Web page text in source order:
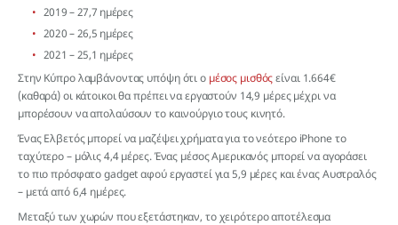
2019 – 27,7 ημέρες
2020 – 26,5 ημέρες
2021 – 25,1 ημέρες
Στην Κύπρο λαμβάνοντας υπόψη ότι ο μέσος μισθόςείναι 1.664€
(καθαρά) οι κάτοικοι θα πρέπει να εργαστούν 14,9 μέρες μέχρι να
μπορέσουν να απολαύσουν το καινούργιο τους κινητό.
Ένας Ελβετός μπορεί να μαζέψει χρήματα για το νεότερο iPhone το
ταχύτερο – μόλις 4,4 μέρες. Ένας μέσος Αμερικανός μπορεί να αγοράσει
το πιο πρόσφατο gadget αφού εργαστεί για 5,9 μέρες και ένας Αυστραλός
– μετά από 6,4 ημέρες.
Μεταξύ των χωρών που εξετάστηκαν, το χειρότερο αποτέλεσμα